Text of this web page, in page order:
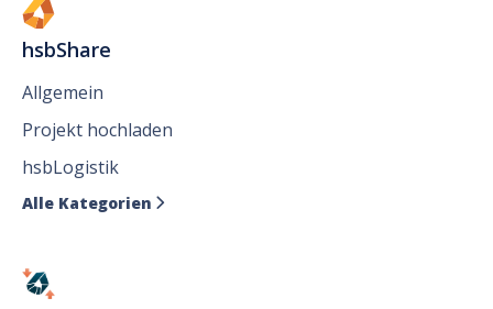
hsbShare
Allgemein
Projekt hochladen
hsbLogistik
Alle Kategorien 